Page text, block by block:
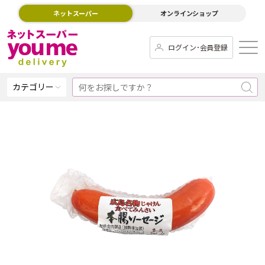
ネットスーパー オンラインショップ
ログイン･会員登録
カテゴリー